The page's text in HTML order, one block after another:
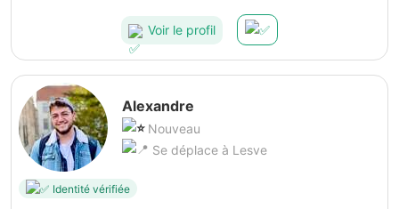
Voir le profil
Alexandre
Nouveau
Se déplace à Lesve
Identité vérifiée